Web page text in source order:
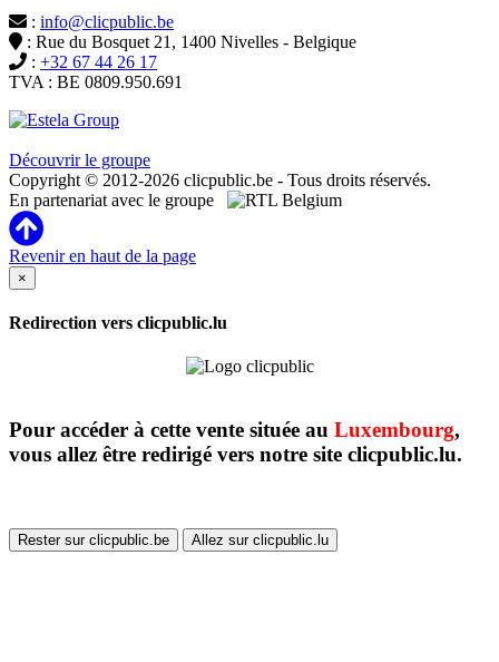
: info@clicpublic.be
: Rue du Bosquet 21, 1400 Nivelles - Belgique
: +32 67 44 26 17
TVA : BE 0809.950.691
Découvrir le groupe
Copyright © 2012-2026 clicpublic.be - Tous droits réservés.
En partenariat avec le groupe
Revenir en haut de la page
×
Redirection vers clicpublic.lu
Pour accéder à cette vente située au Luxembourg,
vous allez être redirigé vers notre site clicpublic.lu.
Rester sur clicpublic.be Allez sur clicpublic.lu